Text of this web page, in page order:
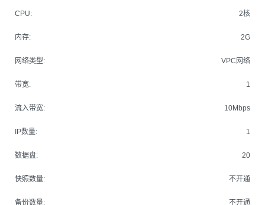
CPU: 2核
内存: 2G
网络类型: VPC网络
带宽: 1
流入带宽: 10Mbps
IP数量: 1
数据盘: 20
快照数量: 不开通
备份数量: 不开通